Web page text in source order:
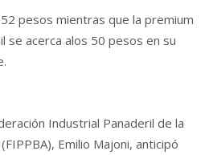
pesos mientras que la premium
se acerca alos 50 pesos en su
Industrial Panaderil de la
Emilio Majoni, anticipó